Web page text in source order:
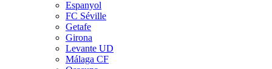
Espanyol
FC Séville
Getafe
Girona
Levante UD
Málaga CF